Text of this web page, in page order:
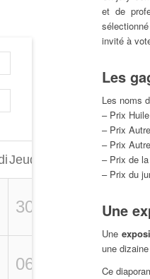
et de
invité à
Les
Les noms
– Prix
– Prix
– Prix
– Prix de
– Prix du
Une
Une
une
Ce
Jeudi Samedi
30 01
06 08